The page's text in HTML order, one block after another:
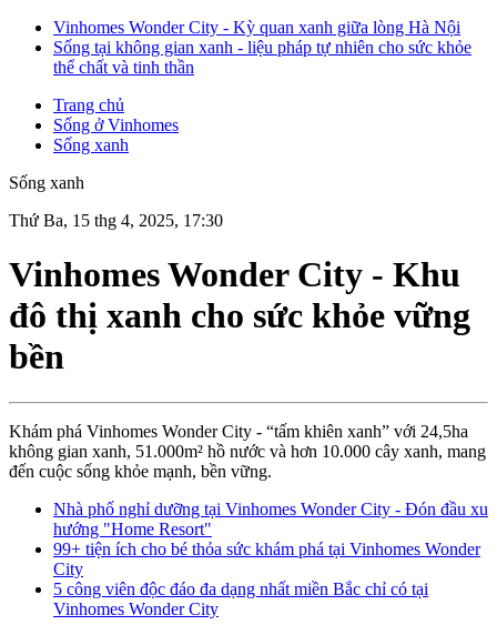
Vinhomes Wonder City - Kỳ quan xanh giữa lòng Hà Nội
Sống tại không gian xanh - liệu pháp tự nhiên cho sức khỏe
thể chất và tinh thần
Trang chủ
Sống ở Vinhomes
Sống xanh
Sống xanh
Thứ Ba, 15 thg 4, 2025, 17:30
Vinhomes Wonder City - Khu
đô thị xanh cho sức khỏe vững
bền
Khám phá Vinhomes Wonder City - “tấm khiên xanh” với 24,5ha
không gian xanh, 51.000m² hồ nước và hơn 10.000 cây xanh, mang
đến cuộc sống khỏe mạnh, bền vững.
Nhà phố nghỉ dưỡng tại Vinhomes Wonder City - Đón đầu xu
hướng "Home Resort"
99+ tiện ích cho bé thỏa sức khám phá tại Vinhomes Wonder
City
5 công viên độc đáo đa dạng nhất miền Bắc chỉ có tại
Vinhomes Wonder City